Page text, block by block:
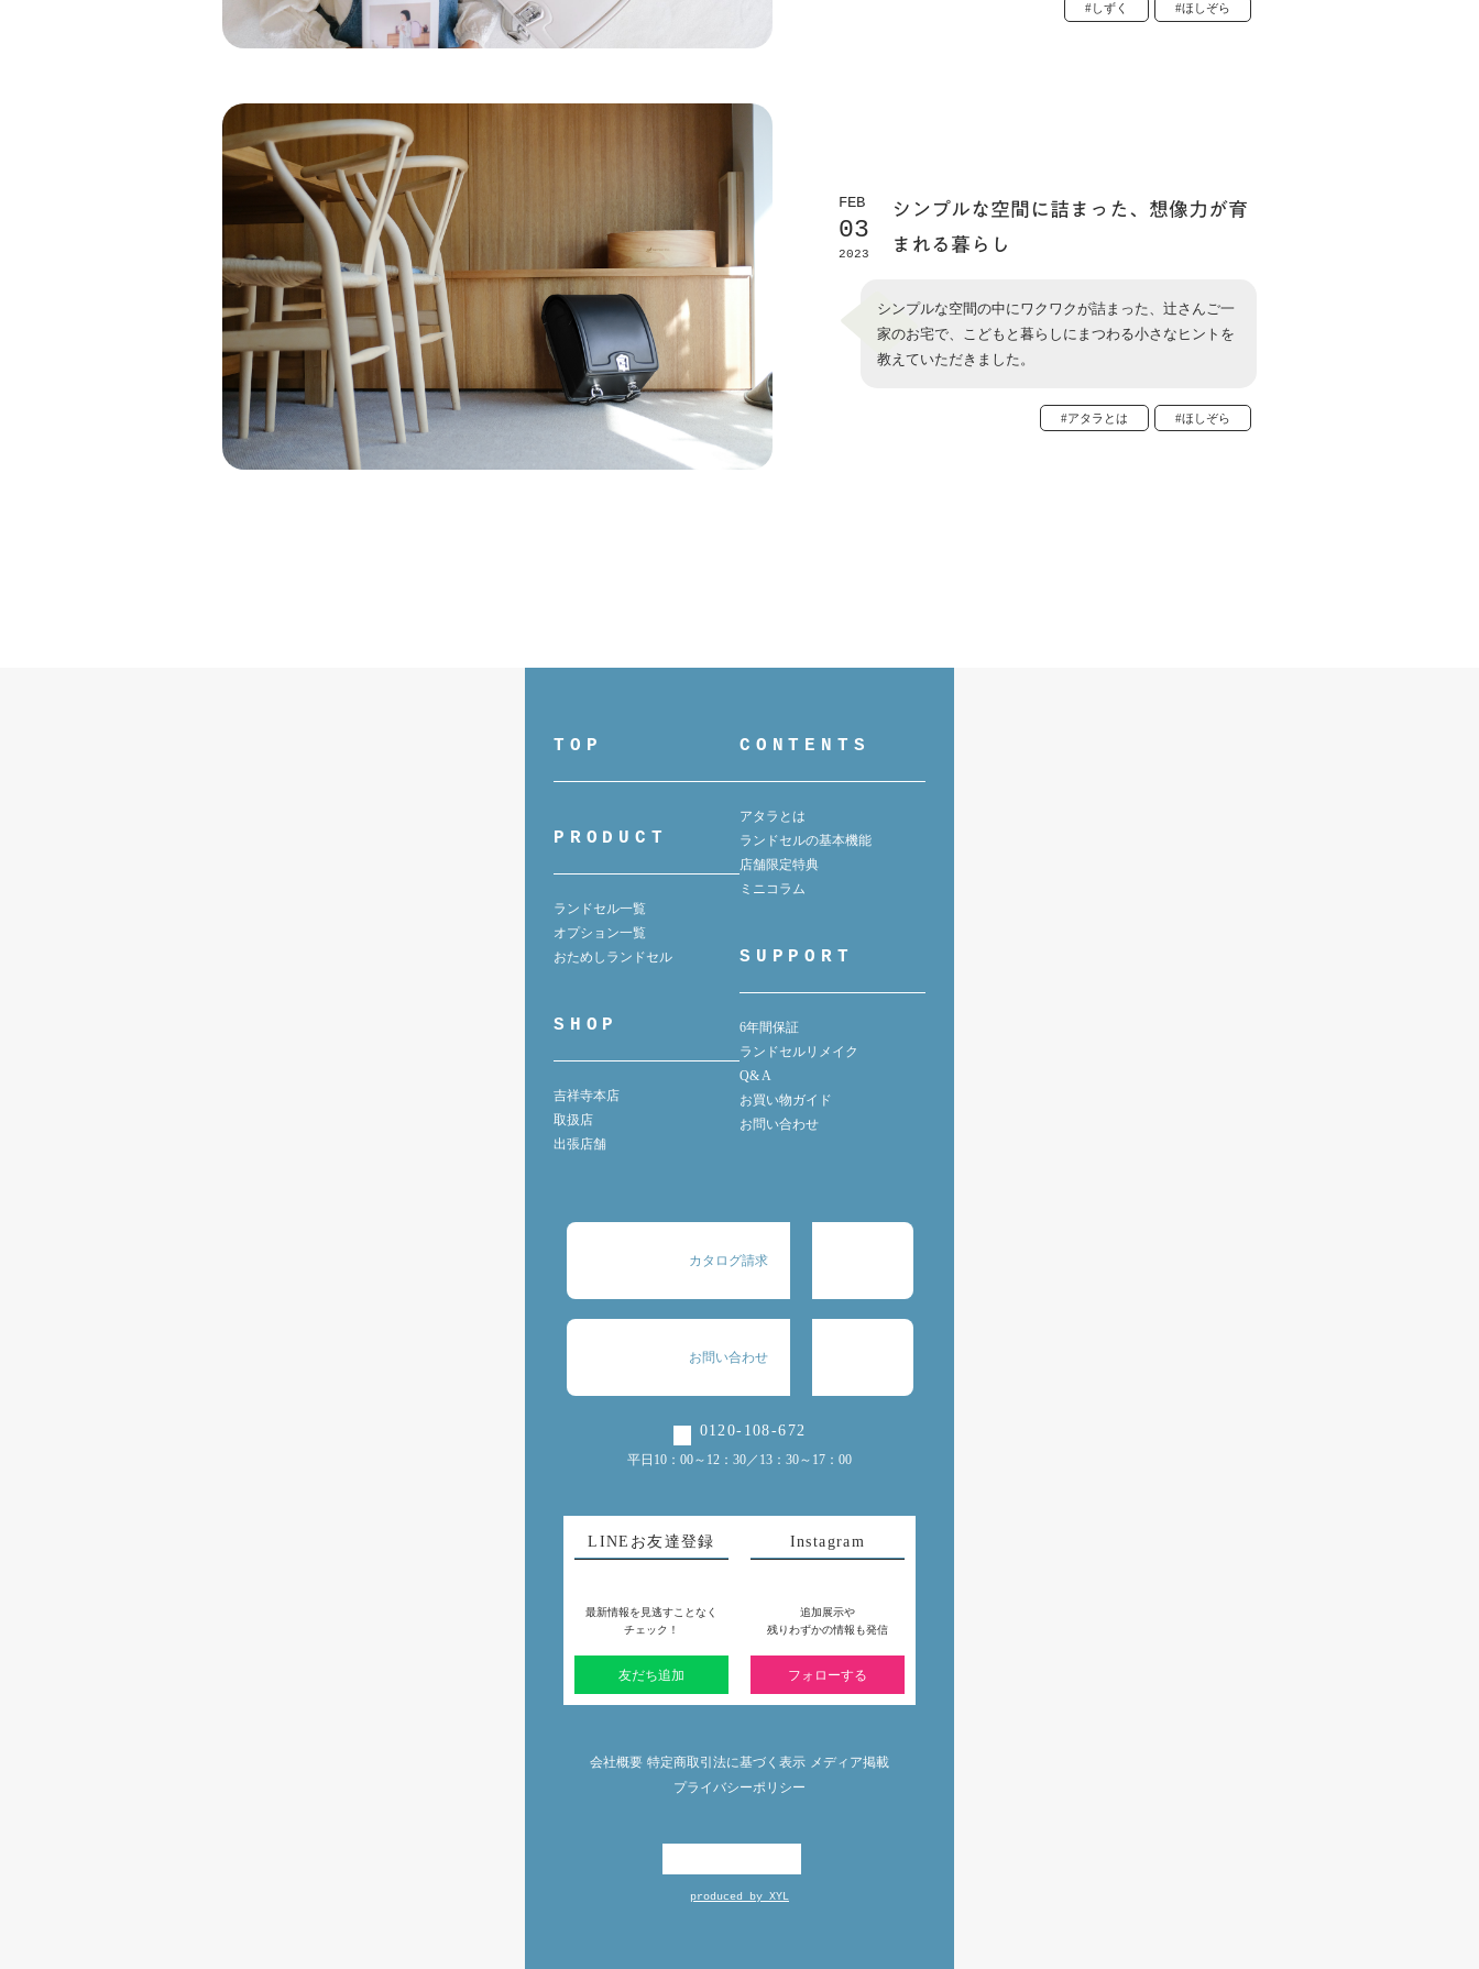
#しずく #ほしぞら
FEB
03
2023
シンプルな空間に詰まった、想像力が育
まれる暮らし
シンプルな空間の中にワクワクが詰まった、辻さんご一
家のお宅で、こどもと暮らしにまつわる小さなヒントを
教えていただきました。
#アタラとは #ほしぞら
TOP
PRODUCT
ランドセル一覧
オプション一覧
おためしランドセル
SHOP
吉祥寺本店
取扱店
出張店舗
CONTENTS
アタラとは
ランドセルの基本機能
店舗限定特典
ミニコラム
SUPPORT
6年間保証
ランドセルリメイク
Q& A
お買い物ガイド
お問い合わせ
カタログ請求
お問い合わせ
0120-108-672
平日10：00～12：30／13：30～17：00
LINEお友達登録
最新情報を見逃すことなく
チェック！
友だち追加
Instagram
追加展示や
残りわずかの情報も発信
フォローする
会社概要 特定商取引法に基づく表示 メディア掲載
プライバシーポリシー
produced by XYL